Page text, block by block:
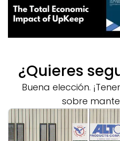
¿Quieres
Buena elección.
sobre